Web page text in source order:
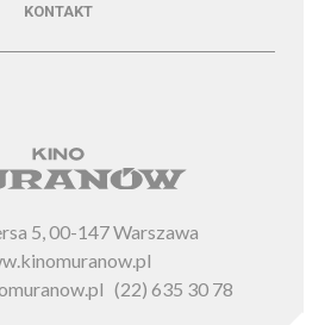
KONTAKT
5, 00-147 Warszawa
(22) 635 30 78